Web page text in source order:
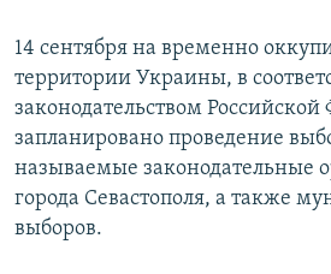
14 сентября на временно
территории Украины, в
законодательством
запланировано проведение
называемые законодательные
города Севастополя, а также
выборов.